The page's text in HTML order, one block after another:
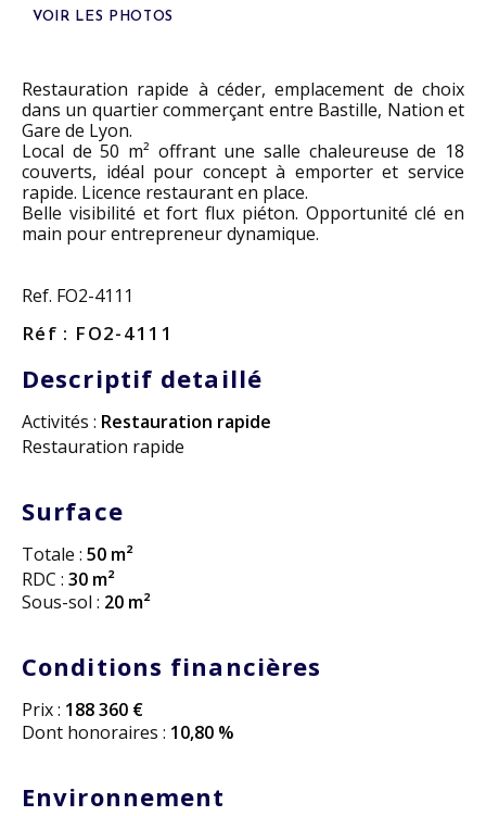
VOIR LES PHOTOS
Restauration rapide à céder, emplacement de choix
dans un quartier commerçant entre Bastille, Nation et
Gare de Lyon.
Local de 50 m² offrant une salle chaleureuse de 18
couverts, idéal pour concept à emporter et service
rapide. Licence restaurant en place.
Belle visibilité et fort flux piéton. Opportunité clé en
main pour entrepreneur dynamique.
Ref. FO2-4111
Réf : FO2-4111
Descriptif detaillé
Activités : Restauration rapide
Restauration rapide
Surface
Totale : 50 m²
RDC : 30 m²
Sous-sol : 20 m²
Conditions financières
Prix : 188 360 €
Dont honoraires : 10,80 %
Environnement